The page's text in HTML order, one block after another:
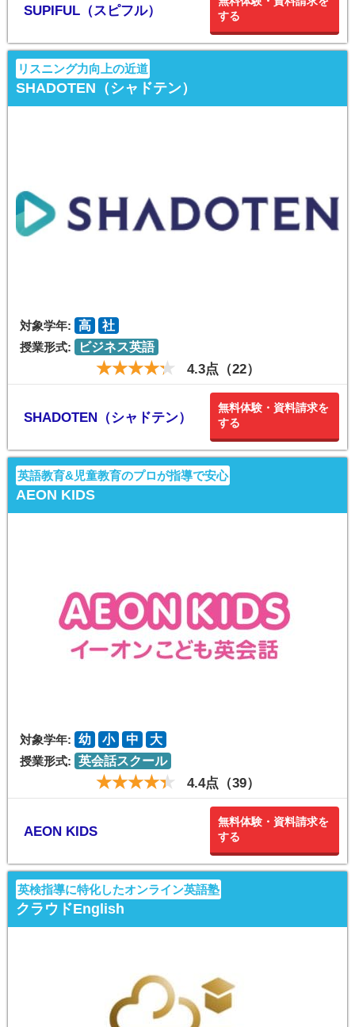
SUPIFUL（スピフル）
する
リスニング力向上の近道
SHADOTEN（シャドテン）
対象学年: 高
社
授業形式:
ビジネス英語
4.3点（22）
SHADOTEN（シャドテン）
無料体験・資料請求を
する
英語教育&児童教育のプロが指導で安心
AEON KIDS
対象学年: 幼 小 中
大
授業形式: 英会話スクール
4.4点（39）
AEON KIDS
無料体験・資料請求を
する
英検指導に特化したオンライン英語塾
クラウドEnglish